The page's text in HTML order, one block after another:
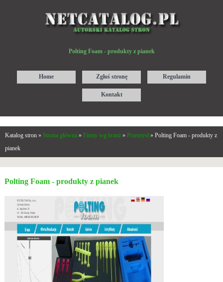
Polting Foam - produkty z pianek
Home Zgłoś stronę Regulamin
Kontakt
Katalog stron » Strona główna » Firmy wg branż » Przemysł » Polting Foam - produkty z
pianek
Polting Foam - produkty z pianek